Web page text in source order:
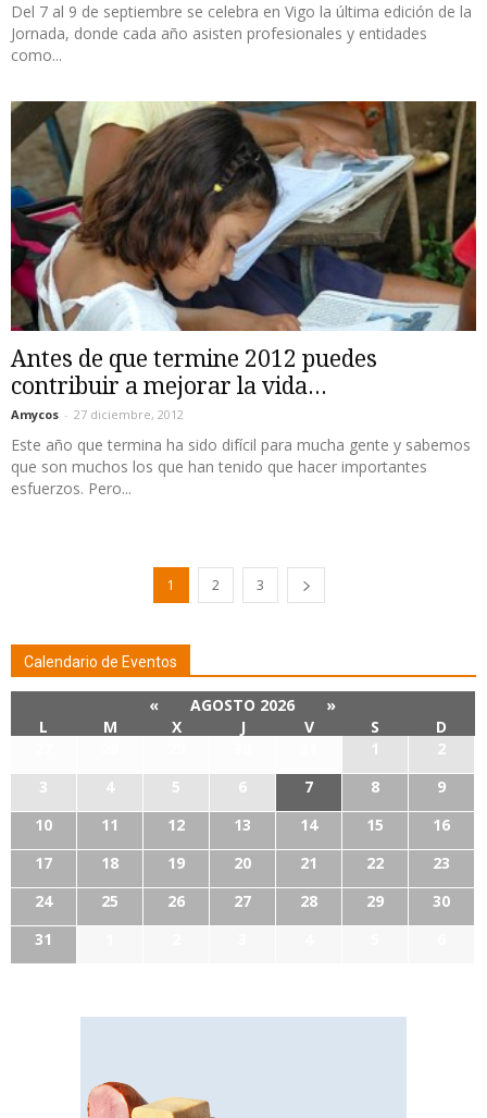
Del 7 al 9 de septiembre se celebra en Vigo la última edición de la
Jornada, donde cada año asisten profesionales y entidades
como...
Antes de que termine 2012 puedes
contribuir a mejorar la vida...
Amycos - 27 diciembre, 2012
Este año que termina ha sido difícil para mucha gente y sabemos
que son muchos los que han tenido que hacer importantes
esfuerzos. Pero...
1 2 3
Calendario de Eventos
« AGOSTO 2026
»
L
M X J V S
D
1
2
3
4 5 6 7 8
9
10
11 12 13 14 15
16
17
18 19 20 21 22
23
24
25 26 27 28 29
30
31